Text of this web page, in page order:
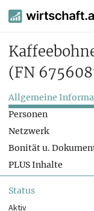
(FN
Allgemeine
Personen
Netzwerk
Bonität u.
PLUS Inhalte
Status
Aktiv